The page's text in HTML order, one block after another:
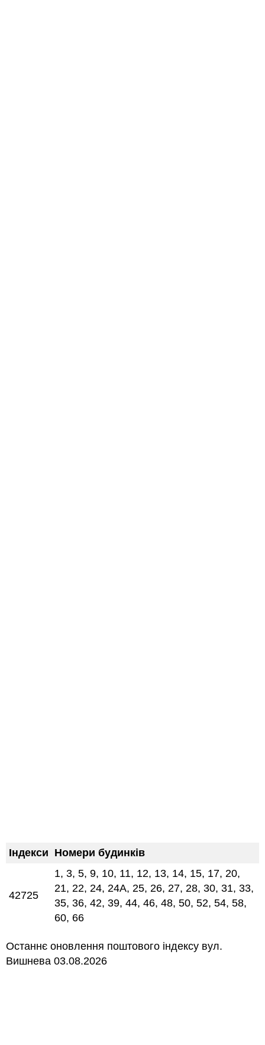
Індекси Номери будинків
42725
1, 3, 5, 9, 10, 11, 12, 13, 14, 15, 17, 20,
21, 22, 24, 24А, 25, 26, 27, 28, 30, 31, 33,
35, 36, 42, 39, 44, 46, 48, 50, 52, 54, 58,
60, 66
Останнє оновлення поштового індексу вул.
Вишнева 03.08.2026